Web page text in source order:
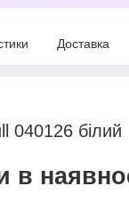
Доставка
040126 білий
в